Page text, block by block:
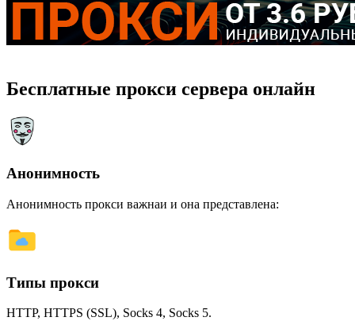
Бесплатные прокси сервера онлайн
Анонимность
Анонимность прокси важнаи и она представлена:
Типы прокси
HTTP, HTTPS (SSL), Socks 4, Socks 5.